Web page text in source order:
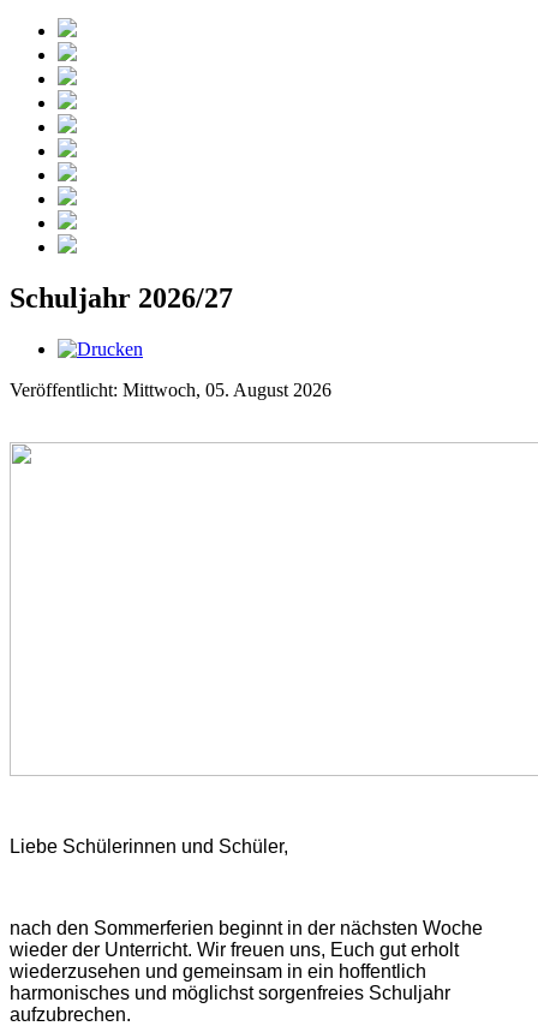
Schuljahr 2026/27
Veröffentlicht: Mittwoch, 05. August 2026
Liebe Schülerinnen und Schüler,
nach den Sommerferien beginnt in der nächsten Woche
wieder der Unterricht. Wir freuen uns, Euch gut erholt
wiederzusehen und gemeinsam in ein hoffentlich
harmonisches und möglichst sorgenfreies Schuljahr
aufzubrechen.